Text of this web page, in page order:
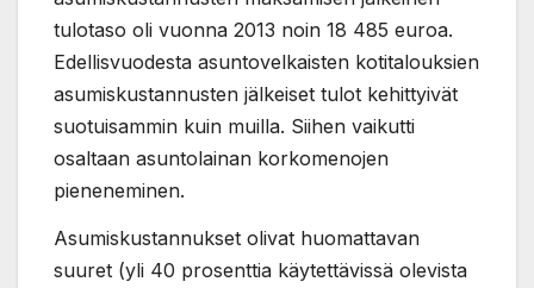
tulotaso oli vuonna 2013 noin 18 485 euroa.
Edellisvuodesta asuntovelkaisten kotitalouksien
asumiskustannusten jälkeiset tulot kehittyivät
suotuisammin kuin muilla. Siihen vaikutti
osaltaan asuntolainan korkomenojen
pieneneminen.
Asumiskustannukset olivat huomattavan
suuret (yli 40 prosenttia käytettävissä olevista